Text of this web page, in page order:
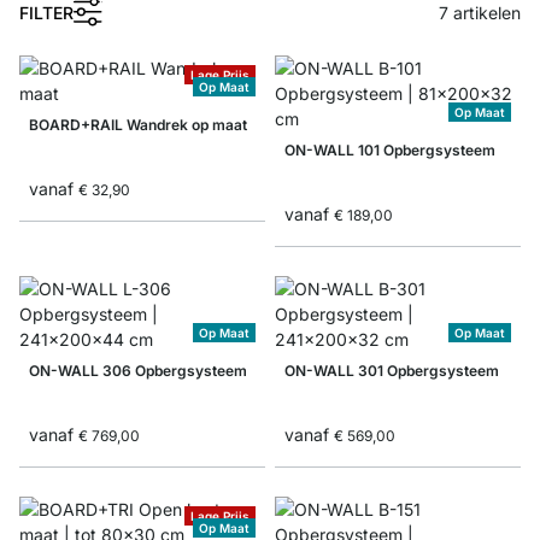
FILTER 7 artikelen
Lage Prijs
Op Maat
BOARD+RAIL Wandrek op maat
vanaf € 32,90
Op Maat
ON-WALL 101 Opbergsysteem
vanaf € 189,00
Op Maat
ON-WALL 306 Opbergsysteem
vanaf € 769,00
Op Maat
ON-WALL 301 Opbergsysteem
vanaf € 569,00
Lage Prijs
Op Maat